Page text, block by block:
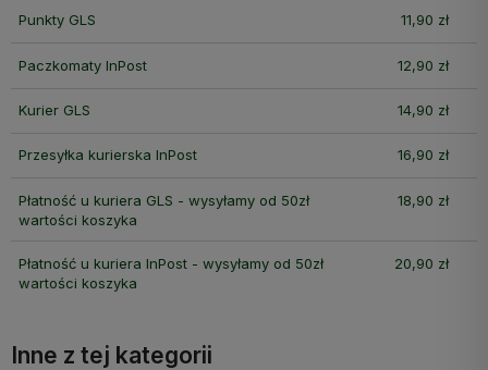
Punkty GLS 11,90 zł
Paczkomaty InPost 12,90 zł
Kurier GLS 14,90 zł
Przesyłka kurierska InPost 16,90 zł
Płatność u kuriera GLS - wysyłamy od 50zł
wartości koszyka
18,90 zł
Płatność u kuriera InPost - wysyłamy od 50zł
wartości koszyka
20,90 zł
Inne z tej kategorii